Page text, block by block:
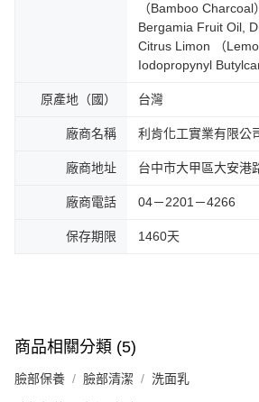
（Bamboo
Bergamia Fruit Oil,
Citrus Limon （
Iodopropynyl
原產地（國） 台灣
廠商名稱 利肯化工實業有限公
廠商地址 台中市大甲區大安港
廠商電話 04－2201－4266
保存期限 1460天
商品相關分類 (5)
臉部保養 臉部清潔 洗面乳